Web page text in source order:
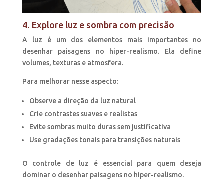
4. Explore luz e sombra com precisão
A luz é um dos elementos mais importantes no
desenhar paisagens no hiper-realismo. Ela define
volumes, texturas e atmosfera.
Para melhorar nesse aspecto:
Observe a direção da luz natural
Crie contrastes suaves e realistas
Evite sombras muito duras sem justificativa
Use gradações tonais para transições naturais
O controle de luz é essencial para quem deseja
dominar o desenhar paisagens no hiper-realismo.